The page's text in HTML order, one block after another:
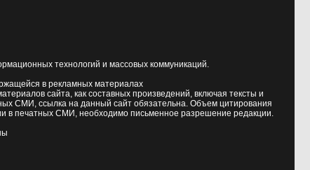
технологий и массовых коммуникаций.
в рекламных материалах
сайта, как составных произведений, включая тексты и
СМИ, ссылка на данный сайт обязательна. Объем цитирования
в печатных СМИ, необходимо письменное разрешение редакции.